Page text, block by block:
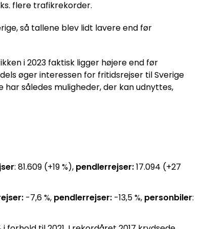
flere trafikrekorder.
så tallene blev lidt lavere end før
i 2023 faktisk ligger højere end før
øger interessen for fritidsrejser til Sverige
således muligheder, der kan udnyttes,
: 81.609 (+19 %), pendlerrejser:17.094 (+27
-7,6 %, pendlerrejser:-13,5 %, personbiler: